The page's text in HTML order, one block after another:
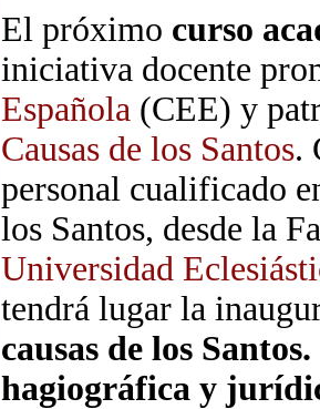
El próximo curso
iniciativa docente
Española (CEE) y
Causas de los Santos.
personal cualificado
los Santos, desde la
Universidad
tendrá lugar la
causas de los
hagiográfica y